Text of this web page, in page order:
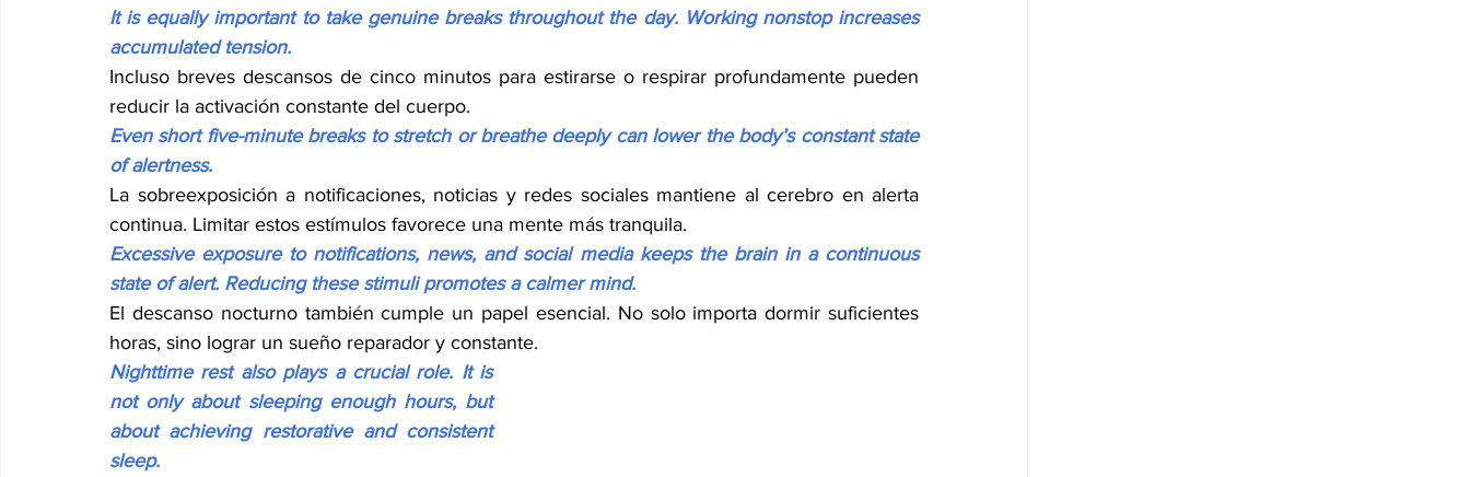
It is equally important to take genuine breaks throughout the day. Working nonstop increases
accumulated tension.
Incluso breves descansos de cinco minutos para estirarse o respirar profundamente pueden
reducir la activación constante del cuerpo.
Even short five-minute breaks to stretch or breathe deeply can lower the body’s constant state
of alertness.
La sobreexposición a notificaciones, noticias y redes sociales mantiene al cerebro en alerta
continua. Limitar estos estímulos favorece una mente más tranquila.
Excessive exposure to notifications, news, and social media keeps the brain in a continuous
state of alert. Reducing these stimuli promotes a calmer mind.
El descanso nocturno también cumple un papel esencial. No solo importa dormir suficientes
horas, sino lograr un sueño reparador y constante.
Nighttime rest also plays a crucial role. It is
not only about sleeping enough hours, but
about achieving restorative and consistent
sleep.